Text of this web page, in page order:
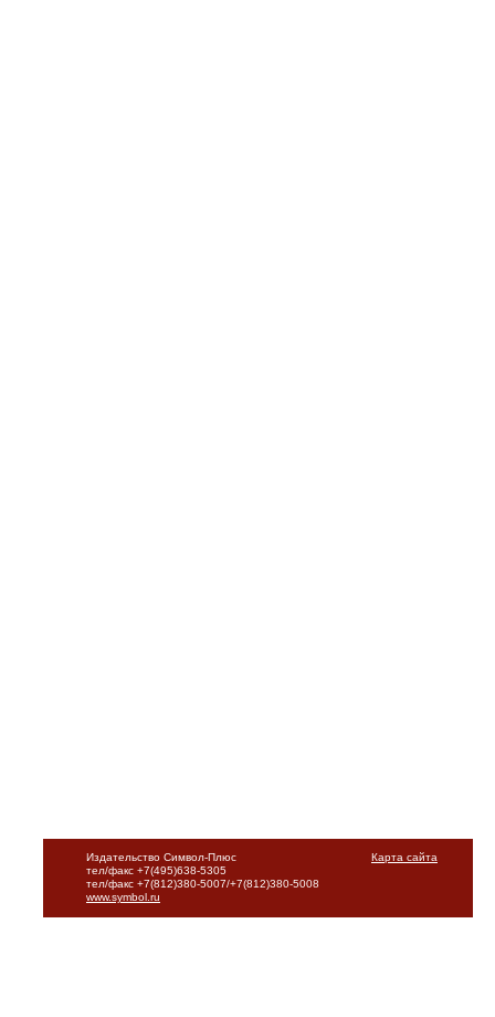
Карта сайта
Издательство Символ-Плюс
тел/факс +7(495)638-5305
тел/факс +7(812)380-5007/+7(812)380-5008
www.symbol.ru